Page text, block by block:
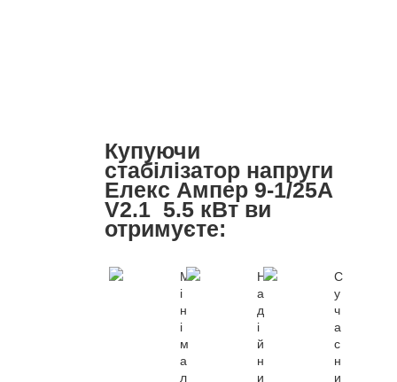
Купуючи
стабілізатор напруги
Елекс Ампер 9-1/25A
V2.1 5.5 кВт ви
отримуєте:
М
і
н
і
м
а
л
Н
а
д
і
й
н
и
С
у
ч
а
с
н
и